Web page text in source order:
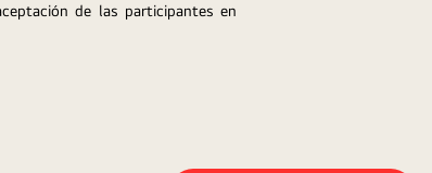
de las participantes en